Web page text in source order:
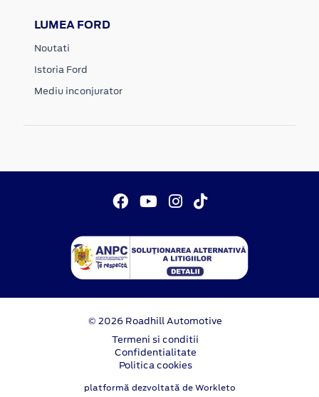
LUMEA FORD
Noutati
Istoria Ford
Mediu inconjurator
© 2026 Roadhill Automotive
Termeni si conditii
Confidentialitate
Politica cookies
platformă dezvoltată de Workleto